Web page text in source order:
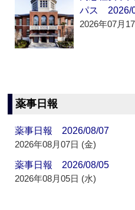
パス 2026/
2026年07月
薬事日報
薬事日報 2026/08/07
2026年08月07日 (金)
薬事日報 2026/08/05
2026年08月05日 (水)